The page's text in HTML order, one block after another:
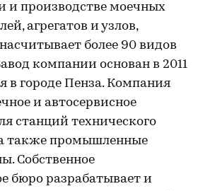
и производстве моечных
агрегатов и узлов,
более 90 видов
компании основан в 2011
в городе Пенза. Компания
и автосервисное
станций технического
также промышленные
Собственное
бюро разрабатывает и